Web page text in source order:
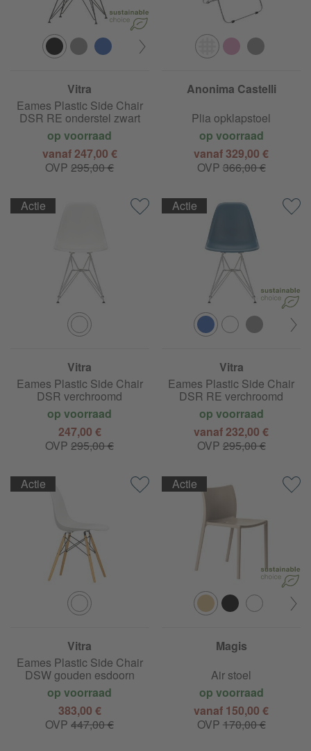
Vitra
Eames Plastic Side Chair
DSR RE onderstel zwart
op voorraad
vanaf 247,00 €
OVP295,00 €
Anonima Castelli
Plia opklapstoel
op voorraad
vanaf 329,00 €
OVP 366,00 €
Vitra
Eames Plastic Side Chair
DSR verchroomd
op voorraad
247,00 €
OVP295,00 €
Actie
Vitra
Eames Plastic Side Chair
DSR RE verchroomd
op voorraad
vanaf 232,00 €
OVP 295,00 €
Actie
Vitra
Eames Plastic Side Chair
DSW gouden esdoorn
op voorraad
383,00 €
OVP447,00 €
Actie
Magis
Air stoel
op voorraad
vanaf 150,00 €
OVP 170,00 €
Actie